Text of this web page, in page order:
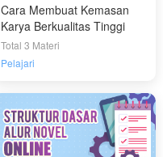
Cara Membuat Kemasan
Karya Berkualitas Tinggi
Total 3 Materi
Pelajari